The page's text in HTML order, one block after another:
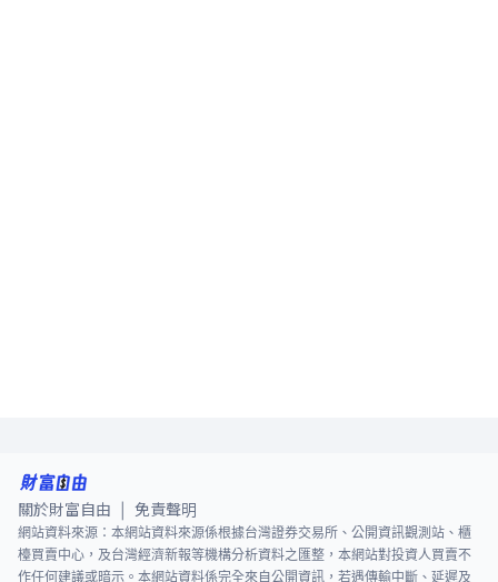
關於財富自由 免責聲明
網站資料來源：本網站資料來源係根據台灣證券交易所、公開資訊觀測站、櫃
檯買賣中心，及台灣經濟新報等機構分析資料之匯整，本網站對投資人買賣不
作任何建議或暗示。本網站資料係完全來自公開資訊，若遇傳輸中斷、延遲及